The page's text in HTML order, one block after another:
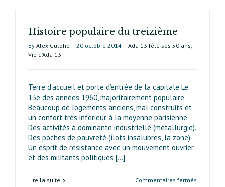
Histoire populaire du treizième
By Alex Gulphe | 20 octobre 2014 | Ada 13 fête ses 50 ans,
Vie d’Ada 13
Terre d’accueil et porte d’entrée de la capitale Le
13e des années 1960, majoritairement populaire
Beaucoup de logements anciens, mal construits et
un confort très inférieur à la moyenne parisienne.
Des activités à dominante industrielle (métallurgie).
Des poches de pauvreté (îlots insalubres, la zone).
Un esprit de résistance avec un mouvement ouvrier
et des militants politiques [...]
Lire la suite Commentaires fermés